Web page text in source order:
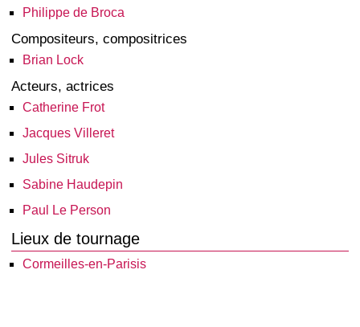
Philippe de Broca
Compositeurs, compositrices
Brian Lock
Acteurs, actrices
Catherine Frot
Jacques Villeret
Jules Sitruk
Sabine Haudepin
Paul Le Person
Lieux de tournage
Cormeilles-en-Parisis